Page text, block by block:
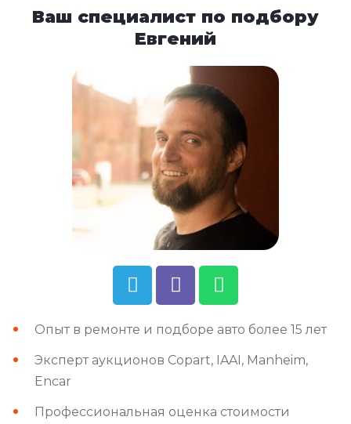
Ваш специалист по подбору
Евгений
Опыт в ремонте и подборе авто более 15 лет
Эксперт аукционов Copart, IAAI, Manheim,
Encar
Профессиональная оценка стоимости